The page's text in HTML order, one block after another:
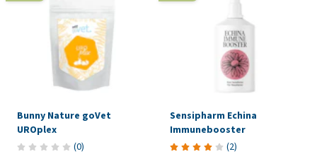
Bunny Nature goVet
UROplex
(0)
Sensipharm Echina
Immunebooster
(2)